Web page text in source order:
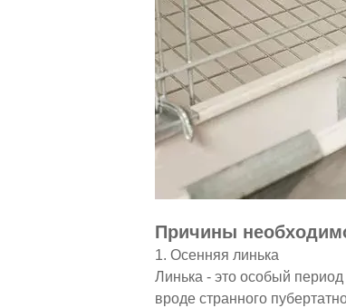
Причины
1. Осенняя линька
Линька - это особый
вроде странного